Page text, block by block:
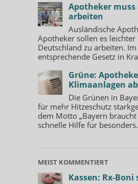
Apotheker muss
arbeiten
Ausländische
Apotheker sollen es leichter
Deutschland zu arbeiten.
entsprechende Gesetz in
Grüne:
Klimaanlagen
Die Grünen in
für mehr Hitzeschutz
dem Motto „Bayern
schnelle Hilfe für
MEIST KOMMENTIERT
Kassen: Rx-